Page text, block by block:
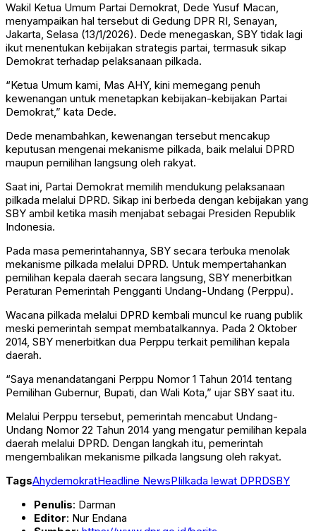
Wakil Ketua Umum Partai Demokrat, Dede Yusuf Macan,
menyampaikan hal tersebut di Gedung DPR RI, Senayan,
Jakarta, Selasa (13/1/2026). Dede menegaskan, SBY tidak lagi
ikut menentukan kebijakan strategis partai, termasuk sikap
Demokrat terhadap pelaksanaan pilkada.
“Ketua Umum kami, Mas AHY, kini memegang penuh
kewenangan untuk menetapkan kebijakan-kebijakan Partai
Demokrat,” kata Dede.
Dede menambahkan, kewenangan tersebut mencakup
keputusan mengenai mekanisme pilkada, baik melalui DPRD
maupun pemilihan langsung oleh rakyat.
Saat ini, Partai Demokrat memilih mendukung pelaksanaan
pilkada melalui DPRD. Sikap ini berbeda dengan kebijakan yang
SBY ambil ketika masih menjabat sebagai Presiden Republik
Indonesia.
Pada masa pemerintahannya, SBY secara terbuka menolak
mekanisme pilkada melalui DPRD. Untuk mempertahankan
pemilihan kepala daerah secara langsung, SBY menerbitkan
Peraturan Pemerintah Pengganti Undang-Undang (Perppu).
Wacana pilkada melalui DPRD kembali muncul ke ruang publik
meski pemerintah sempat membatalkannya. Pada 2 Oktober
2014, SBY menerbitkan dua Perppu terkait pemilihan kepala
daerah.
“Saya menandatangani Perppu Nomor 1 Tahun 2014 tentang
Pemilihan Gubernur, Bupati, dan Wali Kota,” ujar SBY saat itu.
Melalui Perppu tersebut, pemerintah mencabut Undang-
Undang Nomor 22 Tahun 2014 yang mengatur pemilihan kepala
daerah melalui DPRD. Dengan langkah itu, pemerintah
mengembalikan mekanisme pilkada langsung oleh rakyat.
TagsAhydemokratHeadline NewsPIilkada lewat DPRDSBY
Penulis: Darman
Editor: Nur Endana